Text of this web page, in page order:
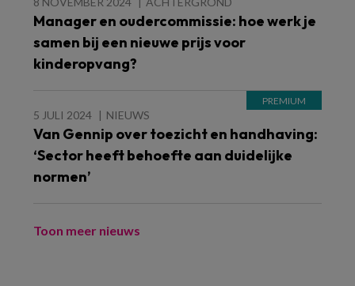
Manager en oudercommissie: hoe werk je
samen bij een nieuwe prijs voor
kinderopvang?
5 JULI 2024 NIEUWS
Van Gennip over toezicht en handhaving:
‘Sector heeft behoefte aan duidelijke
normen’
Toon meer nieuws